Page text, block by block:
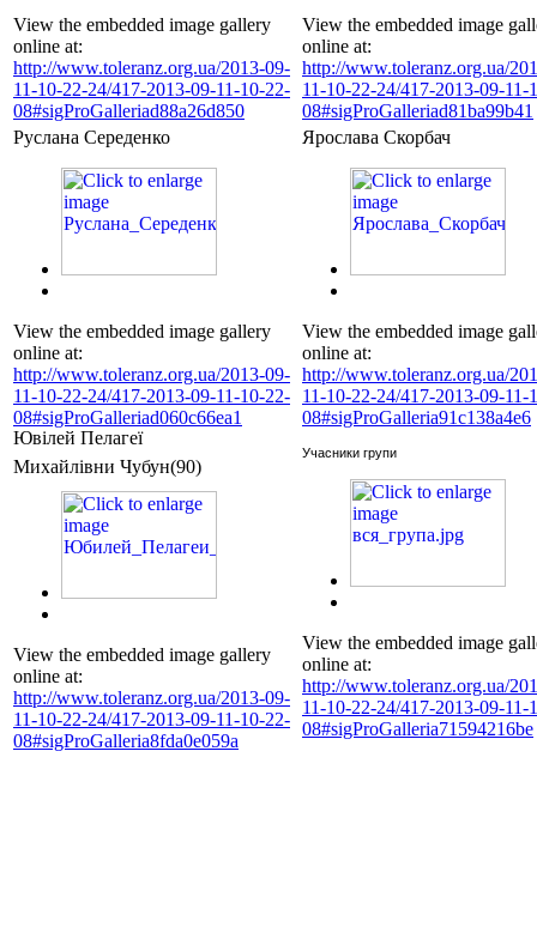
View the embedded image gallery
online at:
http://www.toleranz.org.ua/2013-09-
11-10-22-24/417-2013-09-11-10-22-
08#sigProGalleriad88a26d850
View the embedded image
online at:
http://www.toleranz.org.ua/
11-10-22-24/417-2013-09-11-
08#sigProGalleriad81ba99b41
Руслана Середенко
View the embedded image gallery
online at:
http://www.toleranz.org.ua/2013-09-
11-10-22-24/417-2013-09-11-10-22-
08#sigProGalleriad060c66ea1
Ярослава Скорбач
View the embedded image
online at:
http://www.toleranz.org.ua/
11-10-22-24/417-2013-09-11-
08#sigProGalleria91c138a4e6
Ювілей Пелагеї
Михайлівни Чубун(90)
View the embedded image gallery
online at:
http://www.toleranz.org.ua/2013-09-
11-10-22-24/417-2013-09-11-10-22-
08#sigProGalleria8fda0e059a
Учасники групи
View the embedded image
online at:
http://www.toleranz.org.ua/
11-10-22-24/417-2013-09-11-
08#sigProGalleria71594216be